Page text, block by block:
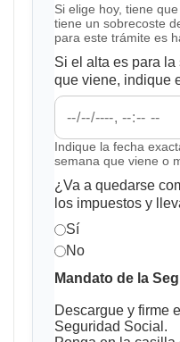
Si elige hoy, tiene
tiene un sobrecoste
para este trámite es
Si el alta es para
que viene, indique
Indique la fecha
semana que viene o
¿Va a quedarse
los impuestos y
Sí
No
Mandato de la
Descargue y firme
Seguridad Social.